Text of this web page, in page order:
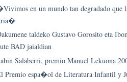
en un mundo tan degradado
taldeko Gustavo Gorosito eta
BAD jaialdian
Salaberri, premio Manuel Lekuona
Premio espa�ol de Literatura Infantil y